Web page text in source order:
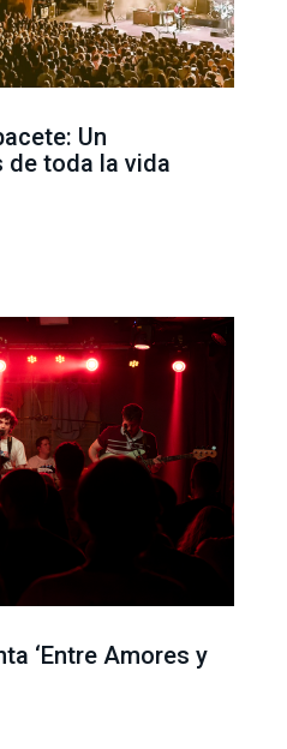
Un
toda la vida
‘Entre Amores y